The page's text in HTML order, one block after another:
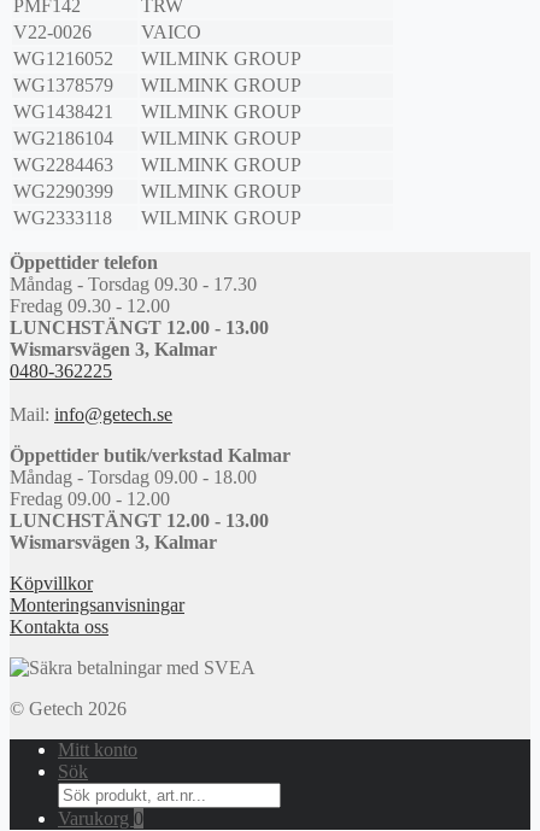
PMF142
TRW
V22-0026
VAICO
WG1216052
WILMINK GROUP
WG1378579
WILMINK GROUP
WG1438421
WILMINK GROUP
WG2186104
WILMINK GROUP
WG2284463
WILMINK GROUP
WG2290399
WILMINK GROUP
WG2333118
WILMINK GROUP
Öppettider telefon
Måndag - Torsdag 09.30 - 17.30
Fredag 09.30 - 12.00
LUNCHSTÄNGT 12.00 - 13.00
Wismarsvägen 3, Kalmar
0480-362225
Mail: info@getech.se
Öppettider butik/verkstad Kalmar
Måndag - Torsdag 09.00 - 18.00
Fredag 09.00 - 12.00
LUNCHSTÄNGT 12.00 - 13.00
Wismarsvägen 3, Kalmar
Köpvillkor
Monteringsanvisningar
Kontakta oss
© Getech 2026
Mitt konto
Sök
Search
for:
Varukorg 0